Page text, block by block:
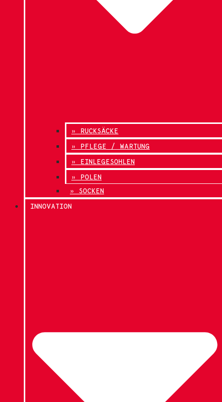
» RUCKSÄCKE
» PFLEGE / WARTUNG
» EINLEGESOHLEN
» POLEN
» SOCKEN
INNOVATION